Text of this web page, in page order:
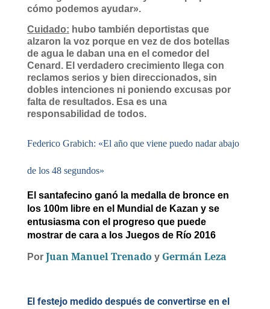
cómo podemos ayudar».
Cuidado: hubo también deportistas que
alzaron la voz porque en vez de dos botellas
de agua le daban una en el comedor del
Cenard. El verdadero crecimiento llega con
reclamos serios y bien direccionados, sin
dobles intenciones ni poniendo excusas por
falta de resultados. Esa es una
responsabilidad de todos.
Federico Grabich: «El año que viene puedo nadar abajo
de los 48 segundos»
El santafecino ganó la medalla de bronce en
los 100m libre en el Mundial de Kazan y se
entusiasma con el progreso que puede
mostrar de cara a los Juegos de Río 2016
Por Juan Manuel Trenado y Germán Leza
El festejo medido después de convertirse en el